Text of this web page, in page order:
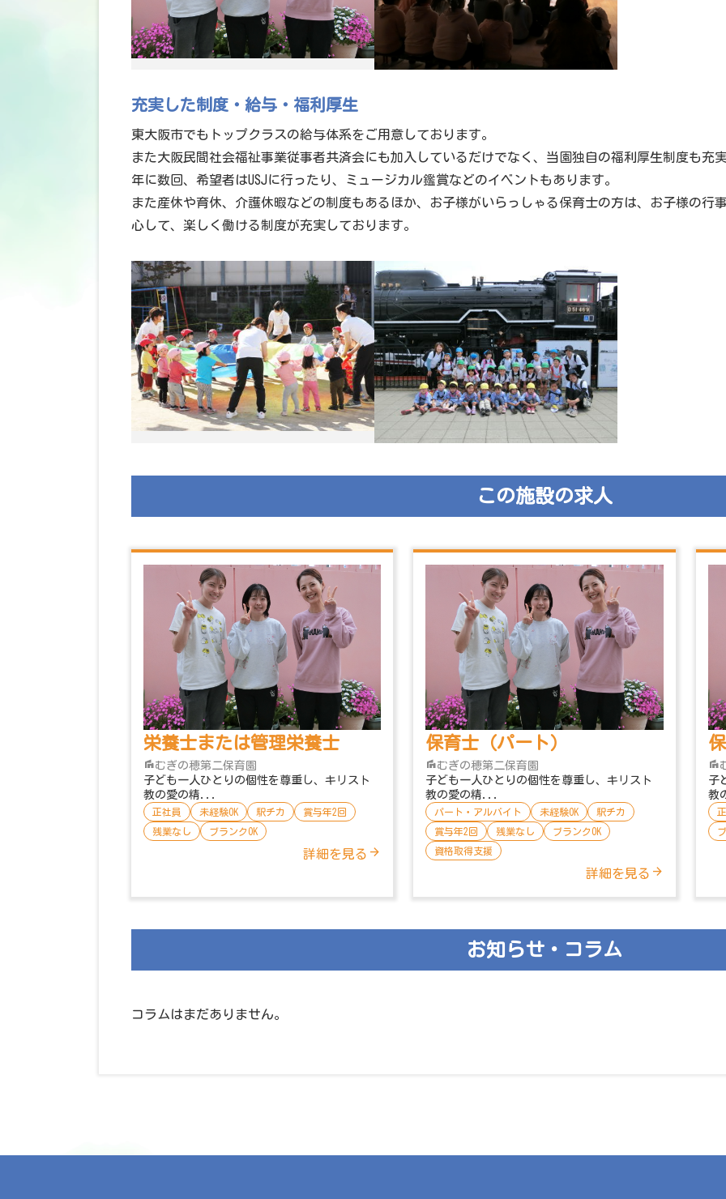
充実した制度・給与・福利厚生
東大阪市でもトップクラスの給与体系をご用意しております。
また大阪民間社会福祉事業従事者共済会にも加入しているだけでなく、当園独自の福利厚生制度も充
年に数回、希望者はUSJに行ったり、ミュージカル鑑賞などのイベントもあります。
また産休や育休、介護休暇などの制度もあるほか、お子様がいらっしゃる保育士の方は、お子様の行
心して、楽しく働ける制度が充実しております。
この施設の求人
栄養士または管理栄養士
むぎの穂第二保育園
子ども一人ひとりの個性を尊重し、キリスト
教の愛の精...
正社員 未経験OK 駅チカ
賞与年2回
残業なし
ブランクOK
詳細を見る
保育士（パート）
むぎの穂第二保育園
子ども一人ひとりの個性を尊重し、キリスト
教の愛の精...
パート・アルバイト 未経験OK
駅チカ
賞与年2回
残業なし
ブランクOK
資格取得支援
詳細を見る
子
教
お知らせ・コラム
コラムはまだありません。